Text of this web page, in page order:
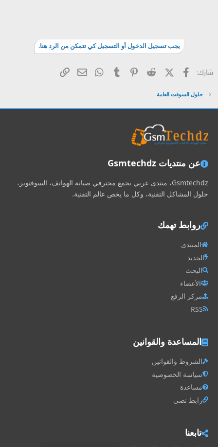
يجب تسجيل الدخول أو التسجيل كي تتمكن من الرد هنا.
شارك: فيسبوكX (Twitter)
Reddit
Pinterest
Tumblr
WhatsAppالبريد الإلكتروني
الرابط
حلول السوفت العامة
عن منتديات Gsmtechdz
Gsmtechdz، منتدى عربي يجمع محترفي صيانة الهواتف، السوفتوير،
حلول المشاكل التقنية، وكل ما يخص عالم التقنية.
روابط تهمك
المنتدى
الجديد
البحث
الأعضاء
مركز الرفع
RSS
المساعدة والقوانين
الشروط والقوانين
سياسة الخصوصية
مساعدة
رابط نصي
تابعنا